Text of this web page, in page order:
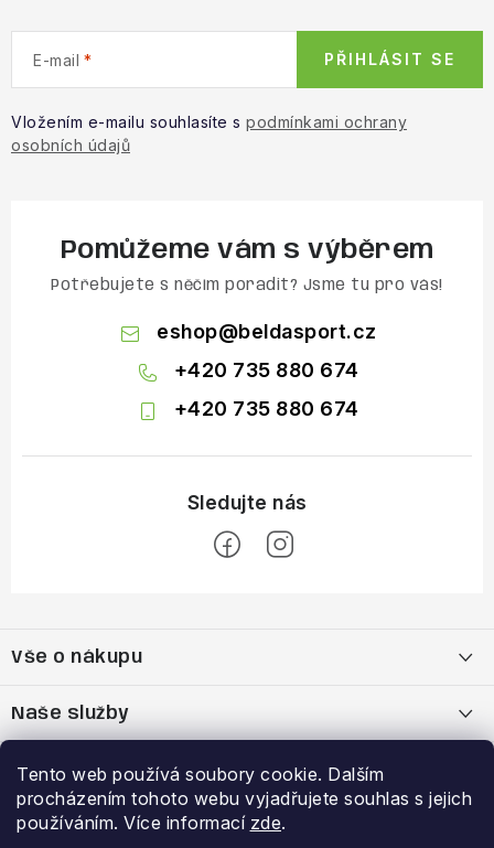
Tento web používá soubory cookie. Dalším
procházením tohoto webu vyjadřujete souhlas s jejich
používáním. Více informací zde.
E-mail
Vložením e-mailu souhlasíte s podmínkami ochrany
osobních údajů
PŘIHLÁSIT SE
Pomůžeme vám s výběrem
Potřebujete s něčím poradit? Jsme tu pro vás!
eshop@beldasport.cz
+420 735 880 674
+420 735 880 674
p
a
t
Vše o nákupu
Reklamační řád
Naše služby
Bootfitting - tvarování lyžařských bot
Výhody a slevy
Garance nejnižší ceny
Přihlášení